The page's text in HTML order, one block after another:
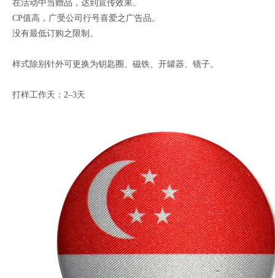
在活动中当赠品，达到宣传效果。
CP值高，广受公司行号喜爱之广告品。
没有最低订购之限制。
样式除别针外可更换为钥匙圈、磁铁、开罐器、镜子。
打样工作天：2–3天